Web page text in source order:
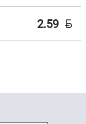
2.59 BYN